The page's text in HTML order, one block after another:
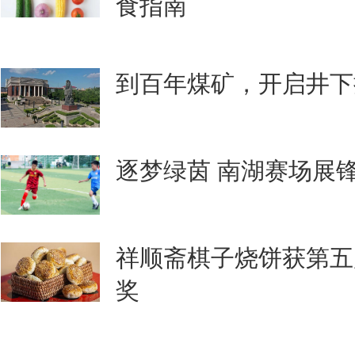
食指南
到百年煤矿，开启井
逐梦绿茵 南湖赛场展
祥顺斋棋子烧饼获第
奖